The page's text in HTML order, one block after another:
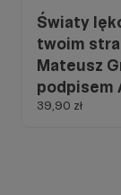
Światy
twoim
Mateusz
podpisem
39,90 zł